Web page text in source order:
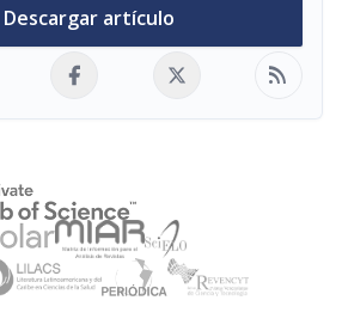
Descargar artículo
rss_feed